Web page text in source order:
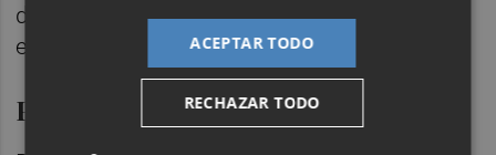
de promover alquileres asequibles", ha
explicado Ruiz.
Pérdida de inversión europea
ACEPTAR TODO
RECHAZAR TODO